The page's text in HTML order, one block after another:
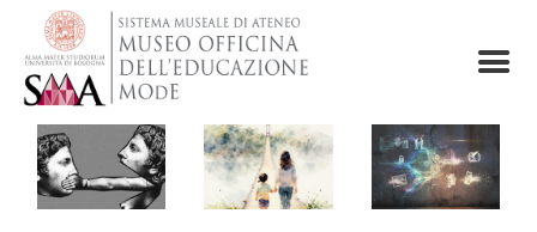
contenuto
principale